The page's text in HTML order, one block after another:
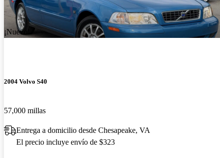
¡Nuevo!
2004 Volvo S40
57,000 millas
Entrega a domicilio desde Chesapeake, VA
El precio incluye envío de $323